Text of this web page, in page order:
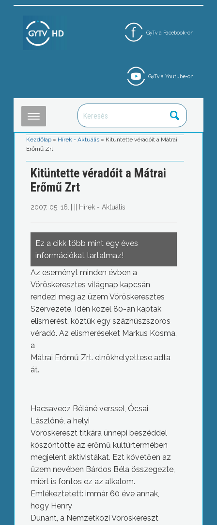
GyTv a Facebook-on
GyTv a Youtube-on
Kezdőlap » Hírek - Aktuális » Kitüntette véradóit a Mátrai
Erőmű Zrt
Kitüntette véradóit a Mátrai
Erőmű Zrt
2007. 05. 16. Hírek - Aktuális
Ez a cikk több mint egy éves
információkat tartalmaz!
Az eseményt minden évben a
Vöröskeresztes világnap kapcsán
rendezi meg az üzem Vöröskeresztes
Szervezete. Idén közel 80-an kaptak
elismerést, köztük egy százhúszszoros
véradó. Az elismeréseket Markus Kosma,
a
Mátrai Erőmű Zrt. elnökhelyettese adta
át.
Hacsavecz Béláné verssel, Ócsai
Lászlóné, a helyi
Vöröskereszt titkára ünnepi beszéddel
köszöntötte az erőmű kultúrtermében
megjelent aktivistákat. Ezt követően az
üzem nevében Bárdos Béla összegezte,
miért is fontos ez az alkalom.
Emlékeztetett: immár 60 éve annak,
hogy Henry
Dunant, a Nemzetközi Vöröskereszt